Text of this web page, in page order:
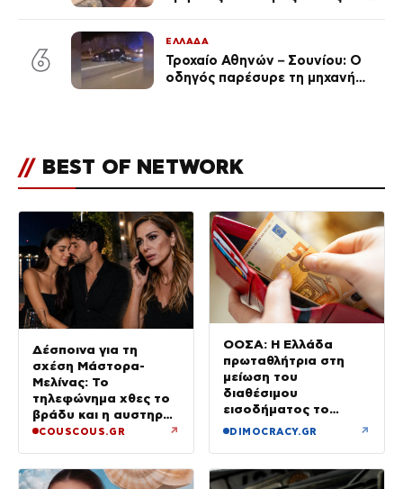
6
ΕΛΛΑΔΑ
Τροχαίο Αθηνών – Σουνίου: Ο
οδηγός παρέσυρε τη μηχανή
// BEST OF NETWORK
Δέσποινα για τη
σχέση Μάστορα-
Μελίνας: Το
τηλεφώνημα χθες το
βράδυ και η αυστηρή
προειδοποίηση
COUSCOUS.GR ↗
ΟΟΣΑ: Η Ελλάδα
πρωταθλήτρια στη
μείωση του
διαθέσιμου
εισοδήματος το
πρώτο τρίμηνο του
DIMOCRACY.GR ↗